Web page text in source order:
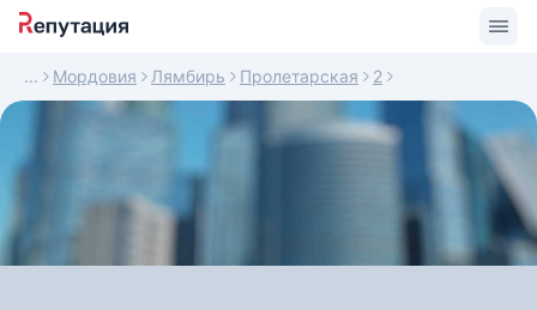
Мордовия Лямбирь Пролетарская 2